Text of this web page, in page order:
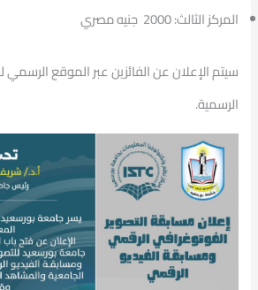
المركز الثالث: 2000 جنيه مصري
سيتم الإعلان عن الفائزين عبر الموقع
الرسمية.